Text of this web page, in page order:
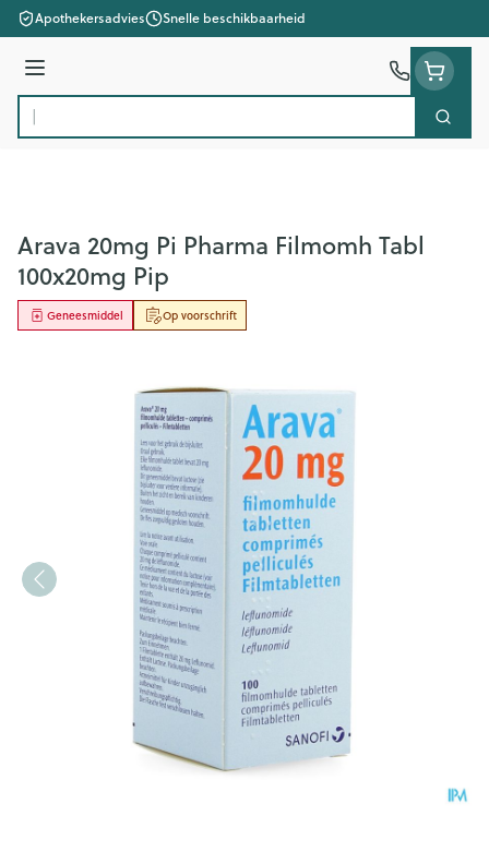
Ga naar de inhoud
Apothekersadvies Snelle beschikbaarheid
Menu
Product, merk, categorie...
Zoek
Arava 20mg Pi Pharma Filmomh Tabl
100x20mg Pip
Op voorschrift
Geneesmiddel